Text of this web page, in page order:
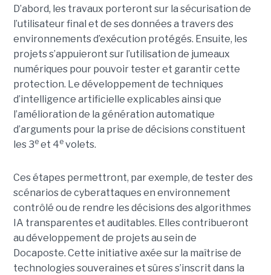
D’abord, les travaux porteront sur la sécurisation de
l’utilisateur final et de ses données a travers des
environnements d’exécution protégés. Ensuite, les
projets s’appuieront sur l’utilisation de jumeaux
numériques pour pouvoir tester et garantir cette
protection. Le développement de techniques
d’intelligence artificielle explicables ainsi que
l’amélioration de la génération automatique
d’arguments pour la prise de décisions constituent
les 3eet 4evolets.
Ces étapes permettront, par exemple, de tester des
scénarios de cyberattaques en environnement
contrôlé ou de rendre les décisions des algorithmes
IA transparentes et auditables. Elles contribueront
au développement de projets au sein de
Docaposte. Cette initiative axée sur la maîtrise de
technologies souveraines et sûres s’inscrit dans la